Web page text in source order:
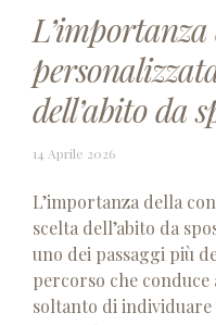
dell’abito da
14 Aprile 202614
L’importanza della
scelta dell’abito da
uno dei passaggi più
percorso che
soltanto di individuare